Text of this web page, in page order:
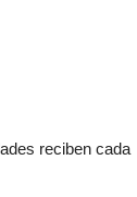
reciben cada